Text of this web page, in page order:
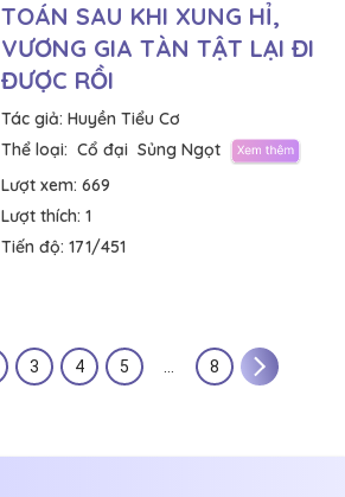
TOÁN SAU KHI XUNG HỈ,
VƯƠNG GIA TÀN TẬT LẠI ĐI
ĐƯỢC RỒI
Tác giả: Huyền Tiểu Cơ
Thể loại: Cổ đại Sủng Ngọt
Lượt xem: 669
Lượt thích: 1
Tiến độ: 171/451
3 4 5 8